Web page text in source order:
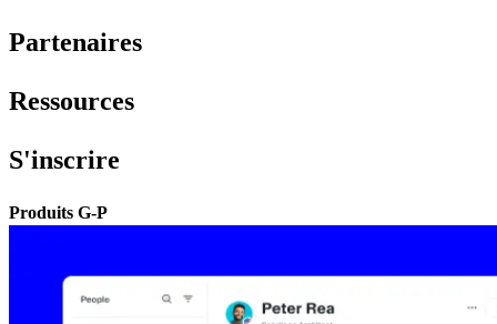
Partenaires​​
Ressources​​
S'inscrire​​
Produits G-P​​